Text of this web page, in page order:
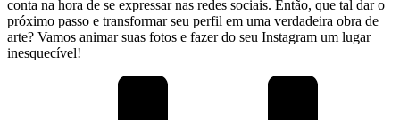
conta‍ na⁤ hora de se expressar nas redes sociais. Então, que tal ⁣dar o
próximo passo e transformar seu ⁣perfil em uma verdadeira obra ⁢de
arte? Vamos animar suas ⁢fotos e⁢ fazer do seu Instagram um ⁢lugar
inesquecível!